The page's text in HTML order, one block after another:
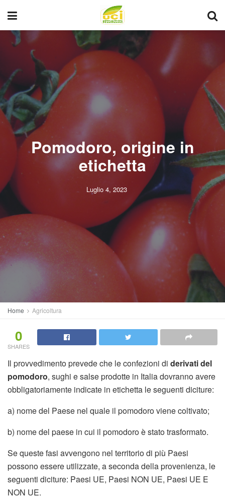
Pomodoro, origine in
etichetta
Luglio 4, 2023
Home Agricoltura
0
SHARES
Il provvedimento prevede che le confezioni di derivati del
pomodoro, sughi e salse prodotte in Italia dovranno avere
obbligatoriamente indicate in etichetta le seguenti diciture:
a) nome del Paese nel quale il pomodoro viene coltivato;
b) nome del paese in cui il pomodoro è stato trasformato.
Se queste fasi avvengono nel territorio di più Paesi
possono essere utilizzate, a seconda della provenienza, le
seguenti diciture: Paesi UE, Paesi NON UE, Paesi UE E
NON UE.